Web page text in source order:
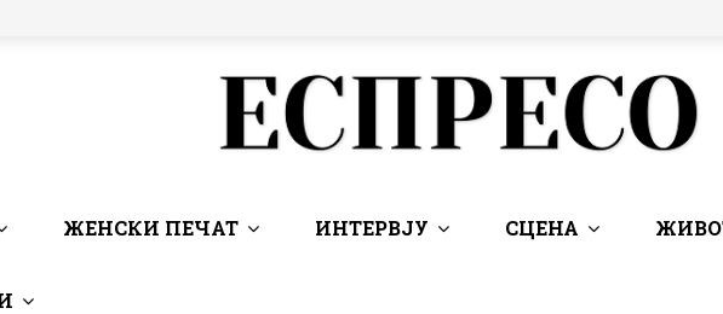
ЖЕНСКИ ПЕЧАТ ИНТЕРВЈУ СЦЕНА